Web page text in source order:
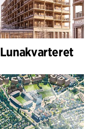
Lunakvarteret